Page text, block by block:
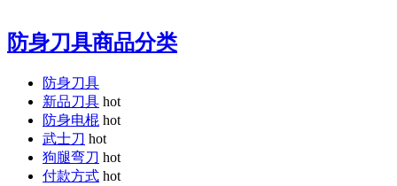
防身刀具商品分类
防身刀具
新品刀具 hot
防身电棍 hot
武士刀 hot
狗腿弯刀 hot
付款方式 hot